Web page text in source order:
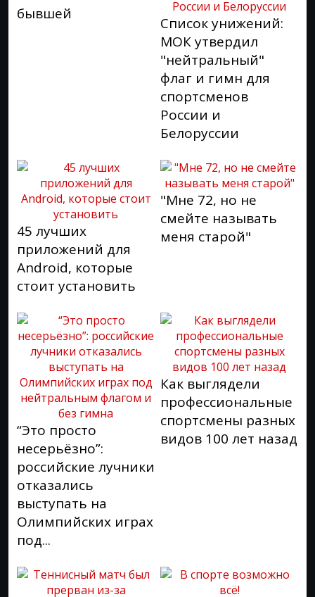
бывшей
Список унижений:
МОК утвердил
"нейтральный"
флаг и гимн для
спортсменов
России и
Белоруссии
45 лучших
приложений для
Android, которые
стоит установить
"Мне 72, но не
смейте называть
меня старой"
“Это просто
несерьёзно”:
российские лучники
отказались
выступать на
Олимпийских играх
под...
Как выглядели
профессиональные
спортсмены разных
видов 100 лет назад